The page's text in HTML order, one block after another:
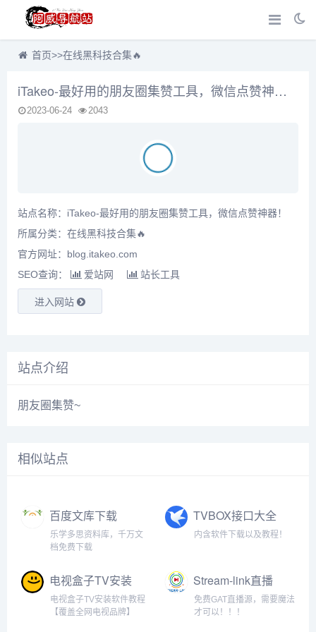
首页>>在线黑科技合集🔥
iTakeo-最好用的朋友圈集赞工具，微信点赞神器！
2023-06-24 2043
站点名称：iTakeo-最好用的朋友圈集赞工具，微信点赞神器！
所属分类： 在线黑科技合集🔥
官方网址：blog.itakeo.com
SEO查询：
爱站网 站长工具
进入网站
站点介绍
朋友圈集赞~
相似站点
百度文库下载
乐学多思资料库，千万文
档免费下载
TVBOX接口大全
内含软件下载以及教程！
电视盒子TV安装
软件教程【各大
品牌电视】
电视盒子TV安装软件教程
【覆盖全网电视品牌】
Stream-link直播
源
免费GAT直播源，需要魔法
才可以！！！